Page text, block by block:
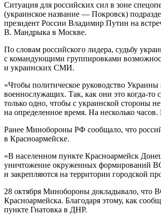
Ситуация для российских сил в зоне
(украинское название — Покровск)
президент России Владимир Путин на
В. Мандрыка в Москве.
По словам российского лидера, судьбу
с командующими группировками
и украинских СМИ.
«Чтобы политическое руководство
военнослужащих. Так, как они это когда-то
только одно, чтобы с украинской стороны
на определенное время. На несколько
Ранее Минобороны РФ сообщало, что
в Красноармейске.
«В населенном пункте Красноармейск
уничтожение окруженных формирований
и закрепляются на территории городской
28 октября Минобороны докладывало, что
Красноармейска. Благодаря этому, как
пункте Гнатовка в ДНР.